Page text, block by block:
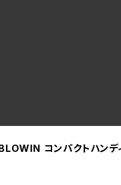
コンパクトハンデ